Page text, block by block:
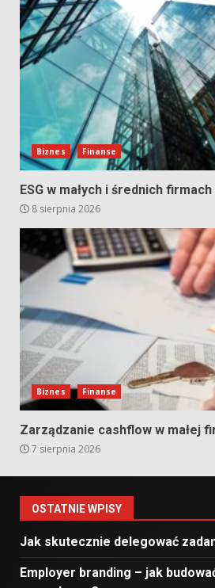
Biznes Finanse
ESG w małych i średnich
8 sierpnia 2026
Biznes Finanse
Zarządzanie cashflow w małej
7 sierpnia 2026
OSTATNIE WPISY
Jak skutecznie delegować
Employer branding – jak